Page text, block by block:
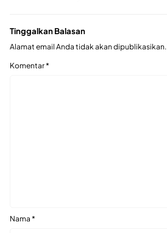
Tinggalkan Balasan
Alamat email Anda tidak akan dipublikasikan.
Komentar*
Nama *